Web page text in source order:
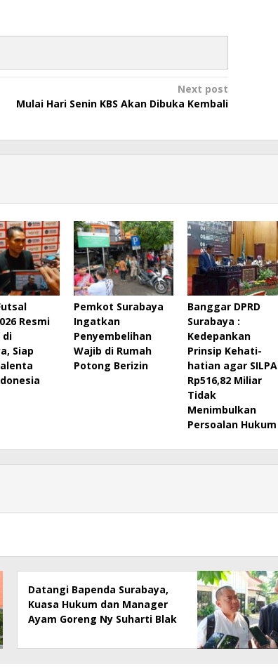
Next post
Mulai Hari Senin KBS Akan Dibuka Kembali
Resmi
di
Siap
Pemkot Surabaya
Ingatkan
Penyembelihan
Wajib di Rumah
Potong Berizin
Banggar DPRD
Surabaya :
Kedepankan
Prinsip Kehati-
hatian agar SILPA
Rp516,82 Miliar
Tidak
Menimbulkan
Persoalan Hukum
Datangi Bapenda Surabaya,
Kuasa Hukum dan Manager
Ayam Goreng Ny Suharti Blak
Penyimpangan Pajak